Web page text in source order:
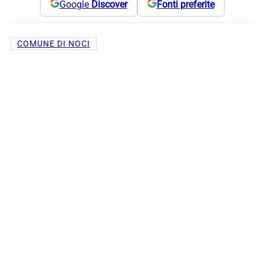
Google Discover Fonti preferite
COMUNE DI NOCI